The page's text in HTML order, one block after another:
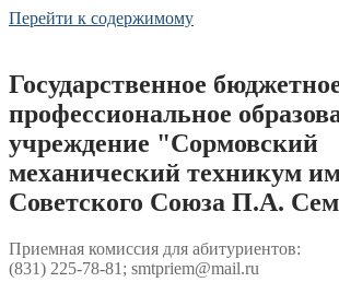
Перейти к содержимому
Государственное
профессиональное
учреждение "Сормовский
механический техникум
Советского Союза П.А.
Приемная комиссия для абитуриентов:
(831) 225-78-81; smtpriem@mail.ru